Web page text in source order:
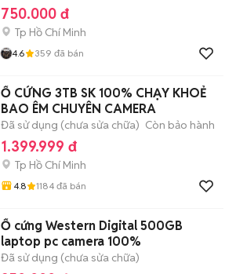
750.000 đ
Tp Hồ Chí Minh
4.6 359 đã bán
Ổ CỨNG 3TB SK 100% CHẠY KHOẺ
BAO ÊM CHUYÊN CAMERA
Đã sử dụng (chưa sửa chữa) Còn bảo hành
1.399.999 đ
Tp Hồ Chí Minh
4.8 1184 đã bán
Ổ cứng Western Digital 500GB
laptop pc camera 100%
Đã sử dụng (chưa sửa chữa)